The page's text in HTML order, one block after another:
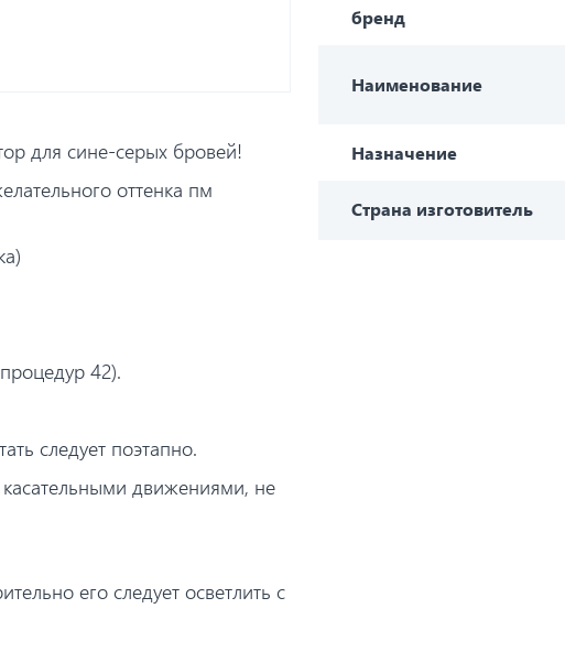
для сине-серых бровей!
оттенка пм
42).
следует поэтапно.
движениями, не
его следует осветлить с
бренд
Наименование
Назначение
Страна изготовитель